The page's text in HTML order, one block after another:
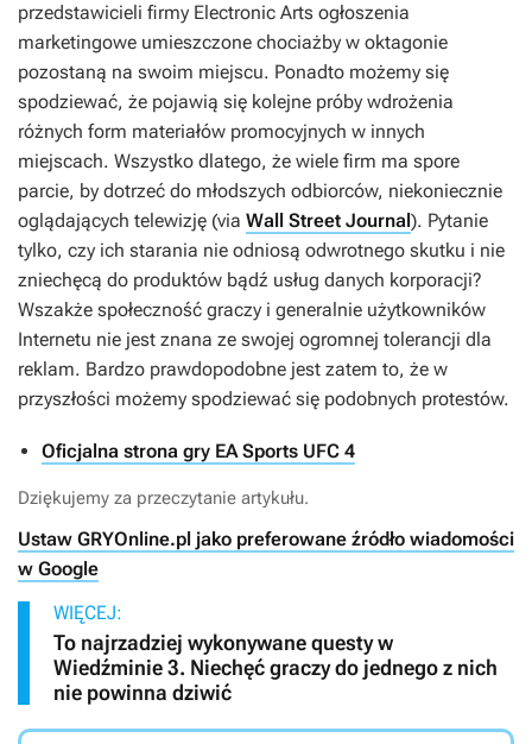
przedstawicieli firmy Electronic Arts ogłoszenia
marketingowe umieszczone chociażby w oktagonie
pozostaną na swoim miejscu. Ponadto możemy się
spodziewać, że pojawią się kolejne próby wdrożenia
różnych form materiałów promocyjnych w innych
miejscach. Wszystko dlatego, że wiele firm ma spore
parcie, by dotrzeć do młodszych odbiorców, niekoniecznie
oglądających telewizję (via Wall Street Journal ). Pytanie
tylko, czy ich starania nie odniosą odwrotnego skutku i nie
zniechęcą do produktów bądź usług danych korporacji?
Wszakże społeczność graczy i generalnie użytkowników
Internetu nie jest znana ze swojej ogromnej tolerancji dla
reklam. Bardzo prawdopodobne jest zatem to, że w
przyszłości możemy spodziewać się podobnych protestów.
Oficjalna strona gry EA Sports UFC 4
Dziękujemy za przeczytanie artykułu.
Ustaw GRYOnline.pl jako preferowane źródło wiadomości
w Google
WIĘCEJ:
To najrzadziej wykonywane questy w
Wiedźminie 3. Niechęć graczy do jednego z nich
nie powinna dziwić